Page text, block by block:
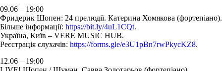
09.06 – 19:00
Фридерик Шопен: 24 прелюдії. Катерина Хомякова (фортепіано).
Більше інформації: https://bit.ly/4uL1CQt.
Україна, Київ – VERE MUSIC HUB.
Реєстрація слухачів: https://forms.gle/e3U1pBn7rwPkycKZ8.
12.06 – 19:00